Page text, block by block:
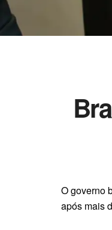
O governo
após mais